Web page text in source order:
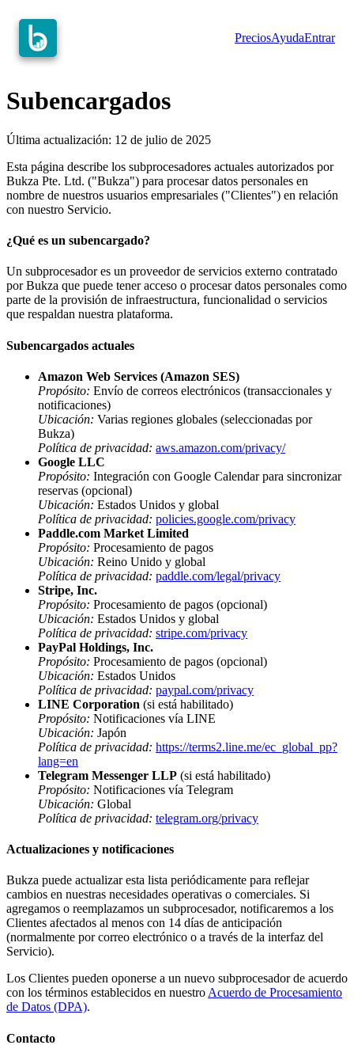
PreciosAyudaEntrar
Subencargados
Última actualización: 12 de julio de 2025
Esta página describe los subprocesadores actuales autorizados por
Bukza Pte. Ltd. ("Bukza") para procesar datos personales en
nombre de nuestros usuarios empresariales ("Clientes") en relación
con nuestro Servicio.
¿Qué es un subencargado?
Un subprocesador es un proveedor de servicios externo contratado
por Bukza que puede tener acceso o procesar datos personales como
parte de la provisión de infraestructura, funcionalidad o servicios
que respaldan nuestra plataforma.
Subencargados actuales
Amazon Web Services (Amazon SES)
Propósito: Envío de correos electrónicos (transaccionales y
notificaciones)
Ubicación: Varias regiones globales (seleccionadas por
Bukza)
Política de privacidad: aws.amazon.com/privacy/
Google LLC
Propósito: Integración con Google Calendar para sincronizar
reservas (opcional)
Ubicación: Estados Unidos y global
Política de privacidad: policies.google.com/privacy
Paddle.com Market Limited
Propósito: Procesamiento de pagos
Ubicación: Reino Unido y global
Política de privacidad: paddle.com/legal/privacy
Stripe, Inc.
Propósito: Procesamiento de pagos (opcional)
Ubicación: Estados Unidos y global
Política de privacidad: stripe.com/privacy
PayPal Holdings, Inc.
Propósito: Procesamiento de pagos (opcional)
Ubicación: Estados Unidos
Política de privacidad: paypal.com/privacy
LINE Corporation (si está habilitado)
Propósito: Notificaciones vía LINE
Ubicación: Japón
Política de privacidad: https://terms2.line.me/ec_global_pp?
lang=en
Telegram Messenger LLP (si está habilitado)
Propósito: Notificaciones vía Telegram
Ubicación: Global
Política de privacidad: telegram.org/privacy
Actualizaciones y notificaciones
Bukza puede actualizar esta lista periódicamente para reflejar
cambios en nuestras necesidades operativas o comerciales. Si
agregamos o reemplazamos un subprocesador, notificaremos a los
Clientes afectados al menos con 14 días de anticipación
(normalmente por correo electrónico o a través de la interfaz del
Servicio).
Los Clientes pueden oponerse a un nuevo subprocesador de acuerdo
con los términos establecidos en nuestroAcuerdo de Procesamiento
de Datos (DPA).
Contacto